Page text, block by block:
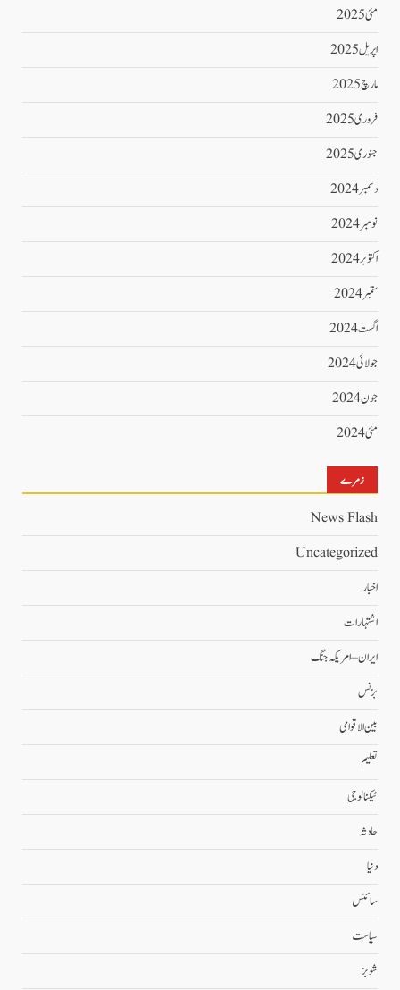
مئی 2025
اپریل 2025
مارچ 2025
فروری 2025
جنوری 2025
دسمبر 2024
نومبر 2024
اکتوبر 2024
ستمبر 2024
اگست 2024
جولائی 2024
جون 2024
مئی 2024
زمرے
News Flash
Uncategorized
اخبار
اشتہارات
ایران – امریکہ جنگ
بزنس
بین الاقوامی
تعلیم
ٹیکنالوجی
حادثہ
دنیا
سائنس
سیاست
شوبز